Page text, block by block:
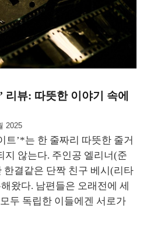
리뷰: 따뜻한 이야기 속에
2025
트’*는 한 줄짜리 따뜻한 줄거
지 않는다. 주인공 엘리너(준
한결같은 단짝 친구 베시(리타
왔다. 남편들은 오래전에 세
두 독립한 이들에겐 서로가